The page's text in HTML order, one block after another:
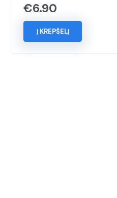
€6.90
Į KREPŠELĮ